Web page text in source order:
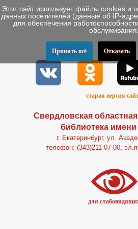
старая версия
Свердловская
библиотека
г. Екатеринбург, ул.
телефон: (343)211-07-00,
для
Этот сайт использует файлы cookies и
данных посетителей (данные об IP-
для обеспечения
обслуживания.
Принять всё Отказать